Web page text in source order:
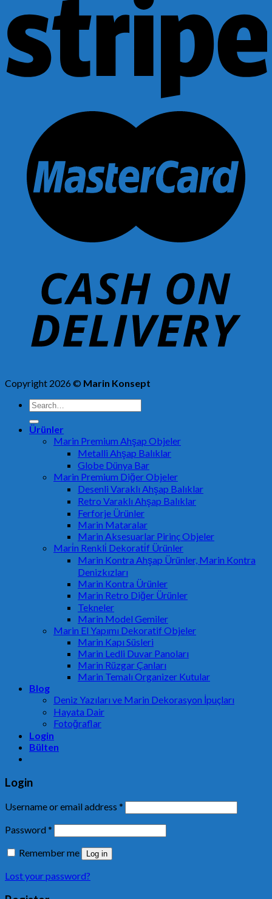
Copyright 2026 © Marin Konsept
Search
for:
Ürünler
Marin Premium Ahşap Objeler
Metalli Ahşap Balıklar
Globe Dünya Bar
Marin Premium Diğer Objeler
Desenli Varaklı Ahşap Balıklar
Retro Varaklı Ahşap Balıklar
Ferforje Ürünler
Marin Mataralar
Marin Aksesuarlar Pirinç Objeler
Mari̇n Renkli̇ Dekorati̇f Ürünler
Marin Kontra Ahşap Ürünler, Marin Kontra
Denizkızları
Marin Kontra Ürünler
Marin Retro Diğer Ürünler
Tekneler
Marin Model Gemiler
Marin El Yapımı Dekoratif Objeler
Marin Kapı Süsleri
Marin Ledli Duvar Panoları
Marin Rüzgar Çanları
Marin Temalı Organizer Kutular
Blog
Deniz Yazıları ve Marin Dekorasyon İpuçları
Hayata Dair
Fotoğraflar
Login
Bülten
Login
Username or email address *
Password*
Remember me
Log in
Lost your password?